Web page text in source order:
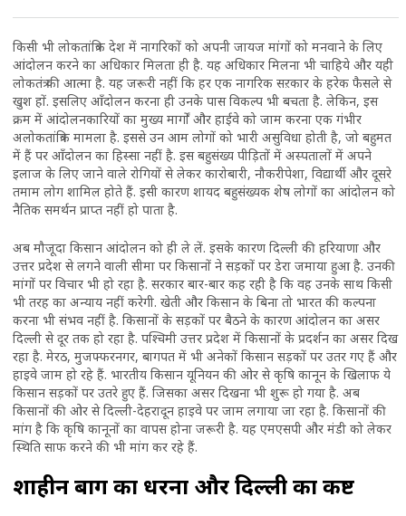
किसी भी लोकतांत्रिक देश में नागरिकों को अपनी जायज मांगों को मनवाने के लिए
आंदोलन करने का अधिकार मिलता ही है. यह अधिकार मिलना भी चाहिये और यही
लोकतंत्र की आत्मा है. यह जरूरी नहीं कि हर एक नागरिक सऱकार के हरेक फैसले से
खुश हों. इसलिए आँदोलन करना ही उनके पास विकल्प भी बचता है. लेकिन, इस
क्रम में आंदोलनकारियों का मुख्य मार्गों और हाईवे को जाम करना एक गंभीर
अलोकतांत्रिक मामला है. इससे उन आम लोगों को भारी असुविधा होती है, जो बहुमत
में हैं पर आँदोलन का हिस्सा नहीं है. इस बहुसंख्य पीड़ितों में अस्पतालों में अपने
इलाज के लिए जाने वाले रोगियों से लेकर कारोबारी, नौकरीपेशा, विद्यार्थी और दूसरे
तमाम लोग शामिल होते हैं. इसी कारण शायद बहुसंख्यक शेष लोगों का आंदोलन को
नैतिक समर्थन प्राप्त नहीं हो पाता है.
अब मौजूदा किसान आंदोलन को ही ले लें. इसके कारण दिल्ली की हरियाणा और
उत्तर प्रदेश से लगने वाली सीमा पर किसानों ने सड़कों पर डेरा जमाया हुआ है. उनकी
मांगों पर विचार भी हो रहा है. सरकार बार-बार कह रही है कि वह उनके साथ किसी
भी तरह का अन्याय नहीं करेगी. खेती और किसान के बिना तो भारत की कल्पना
करना भी संभव नहीं है. किसानों के सड़कों पर बैठने के कारण आंदोलन का असर
दिल्ली से दूर तक हो रहा है. पश्चिमी उत्तर प्रदेश में किसानों के प्रदर्शन का असर दिख
रहा है. मेरठ, मुजफ्फरनगर, बागपत में भी अनेकों किसान सड़कों पर उतर गए हैं और
हाइवे जाम हो रहे हैं. भारतीय किसान यूनियन की ओर से कृषि कानून के खिलाफ ये
किसान सड़कों पर उतरे हुए हैं. जिसका असर दिखना भी शुरू हो गया है. अब
किसानों की ओर से दिल्ली-देहरादून हाइवे पर जाम लगाया जा रहा है. किसानों की
मांग है कि कृषि कानूनों का वापस होना जरूरी है. यह एमएसपी और मंडी को लेकर
स्थिति साफ करने की भी मांग कर रहे हैं.
शाहीन बाग का धरना और दिल्ली का कष्ट